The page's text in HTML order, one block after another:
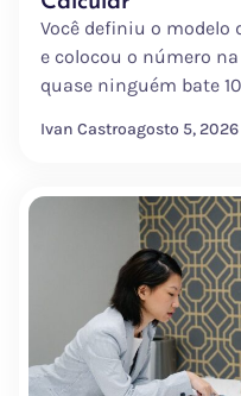
Você definiu o
e colocou o número
quase ninguém bate
Ivan Castroagosto 5, 2026